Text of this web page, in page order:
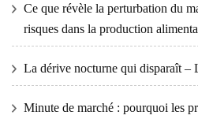
Ce que révèle la perturbation du
risques dans la production
La dérive nocturne qui disparaît –
Minute de marché : pourquoi les